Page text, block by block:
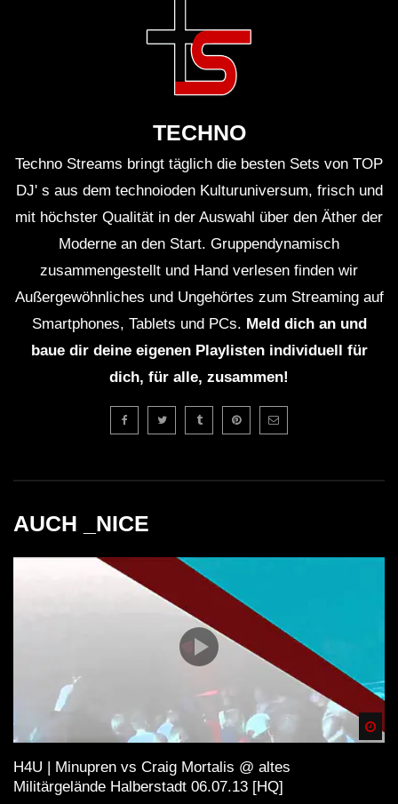
TECHNO
Techno Streams bringt täglich die besten Sets von TOP
DJ' s aus dem technoioden Kulturuniversum, frisch und
mit höchster Qualität in der Auswahl über den Äther der
Moderne an den Start. Gruppendynamisch
zusammengestellt und Hand verlesen finden wir
Außergewöhnliches und Ungehörtes zum Streaming auf
Smartphones, Tablets und PCs. Meld dich an und
baue dir deine eigenen Playlisten individuell für
dich, für alle, zusammen!
AUCH _NICE
H4U | Minupren vs Craig Mortalis @ altes
Militärgelände Halberstadt 06.07.13 [HQ]